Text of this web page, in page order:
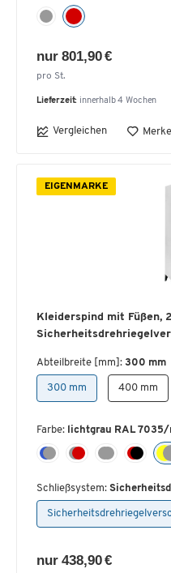
nur 801,90 €
pro St.
Lieferzeit: innerhalb 4 Wochen
Vergleichen
EIGENMARKE
Kleiderspind mit Füßen,
Abteilbreite [mm]: 300 mm
300 mm 400 mm
Farbe: lichtgrau RAL 7035/
Schließsystem:
nur 438,90 €